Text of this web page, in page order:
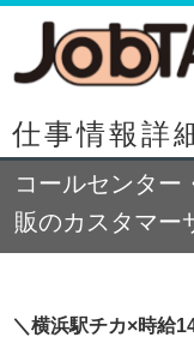
仕事情報詳
コールセンター
販のカスタマー
＼横浜駅チカ×時給